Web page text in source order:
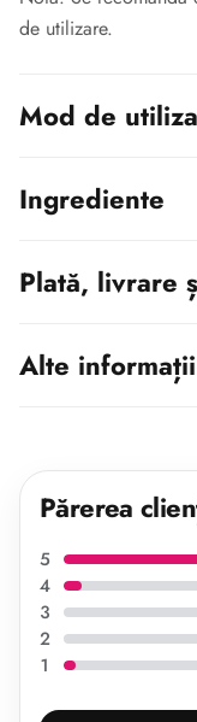
de utilizare.
Mod de
Ingrediente
Plată, livrare
Alte informații
Părerea
5
4
3
2
1